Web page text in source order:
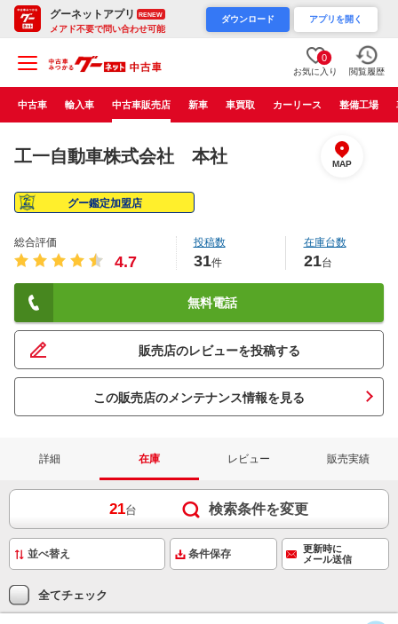
グーネットアプリ RENEW
メアド不要で問い合わせ可能
ダウンロード アプリを開く
0
お気に入り 閲覧履歴
中古車 輸入車 中古車販売店 新車 車買取 カーリース 整備工場
工一自動車株式会社 本社 MAP
グー鑑定加盟店
総合評価
4.7
投稿数
31件
在庫台数
21台
無料電話
販売店のレビューを投稿する
この販売店のメンテナンス情報を見る
詳細 在庫 レビュー 販売実績
21台 検索条件を変更
条件保存
更新時に
メール送信
全てチェック